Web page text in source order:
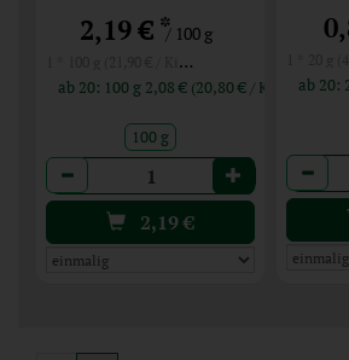
2,19 €*/ 100 g
1 * 100 g (21,90 € / Kilogramm)
ab 20: 100 g 2,08 € (20,80 € / Kilogramm)
100 g
Anzahl
2,19€
Anzahl